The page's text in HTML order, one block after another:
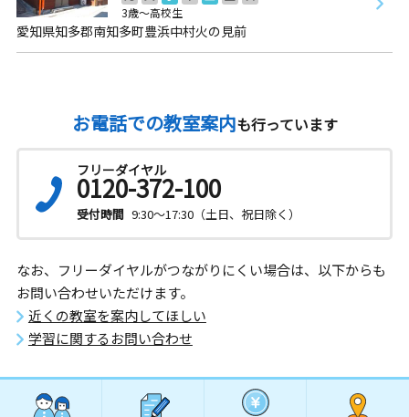
3歳～高校生
愛知県知多郡南知多町豊浜中村火の見前
お電話での教室案内も行っています
フリーダイヤル
0120-372-100
受付時間 9:30～17:30（土日、祝日除く）
なお、フリーダイヤルがつながりにくい場合は、以下からも
お問い合わせいただけます。
近くの教室を案内してほしい
学習に関するお問い合わせ